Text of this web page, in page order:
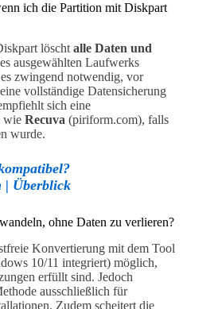
ich die Partition mit Diskpart
löscht alle Daten und
ausgewählten Laufwerks
zwingend notwendig, vor
vollständige Datensicherung
sich eine
wie Recuva (piriform.com), falls
wurde.
| Überblick
ohne Daten zu verlieren?
Konvertierung mit dem Tool
10/11 integriert) möglich,
erfüllt sind. Jedoch
ausschließlich für
Zudem scheitert die